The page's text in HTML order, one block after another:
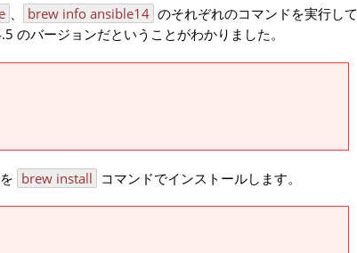
brew info ansible14 のそれぞれのコマンドを実行して
バージョンだということがわかりました。
brew install コマンドでインストールします。